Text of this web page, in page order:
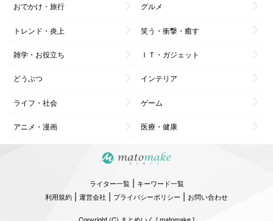
おでかけ・旅行 グルメ
トレンド・炎上 笑う・衝撃・癒す
雑学・お役立ち ＩＴ・ガジェット
どうぶつ インテリア
ライフ・社会 ゲーム
アニメ・漫画 医療・健康
ライター一覧| キーワード一覧
利用規約 | 運営会社 | プライバシーポリシー | お問い合わせ
Copyright (C) まとめいく [ matomake ]